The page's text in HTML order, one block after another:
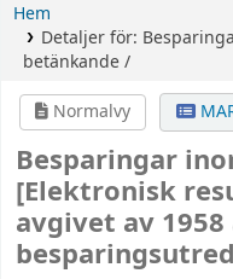
Hem
Detaljer för:
betänkande /
Normalvy
Besparingar
[Elektronisk
avgivet av 1958